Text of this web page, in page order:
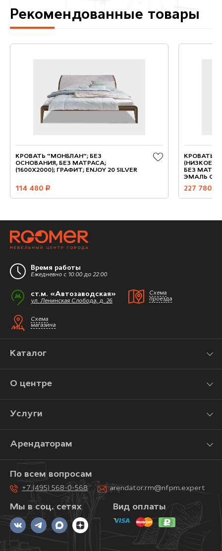
Рекомендованные товары
КРОВАТЬ "МОНБЛАН"; БЕЗ
ОСНОВАНИЯ, БЕЗ МАТРАСА;
(1600X2000); ГРАФИТ; ENJOY 20 SILVER
114 480 руб.
КРОВАТЬ
(НИЗКОЕ
БЕЗ
ЭМАЛЬ С
227 780
Время работы
Ежедневно с 10:00 до 22:00
ст.м. «Автозаводская»
ул. Ленинская Слобода, д. 26
Схема
проезда
Схема
магазина
Каталог
О центре
Услуги
Арендаторам
Мы в соц. сетях
По всем вопросам
+7 (495) 568-0-568 arendator.rm@nfpm.expert
Вид оплаты